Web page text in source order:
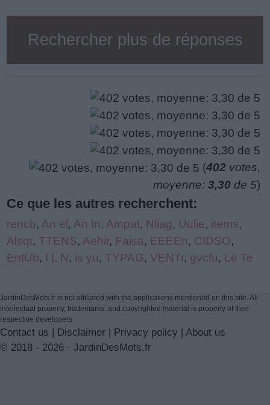
Rechercher plus de réponses
(402 votes,
moyenne: 3,30 de 5)
Ce que les autres recherchent:
rencb, An el, An In, Ampat, Nliag, Uulie, items,
Alsqt, TTENS, Aehir, Faisa, EEEEn, CIDSO,
EntUb, I L N, is yu, TYPAG, VENTr, gvcfu, Le Te
JardinDesMots.fr is not affiliated with the applications mentioned on this site. All
intellectual property, trademarks, and copyrighted material is property of their
respective developers.
Contact us | Disclaimer | Privacy policy | About us
© 2018 - 2026 · JardinDesMots.fr